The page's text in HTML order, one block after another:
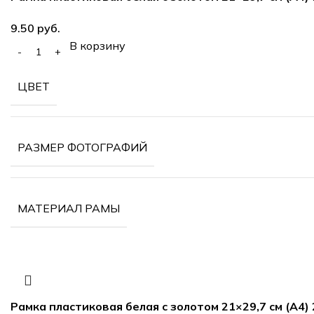
руб.
В корзину
ЦВЕТ
РАЗМЕР ФОТОГРАФИЙ
МАТЕРИАЛ РАМЫ
Рамка пластиковая белая с золотом 21×29,7 см (А4)